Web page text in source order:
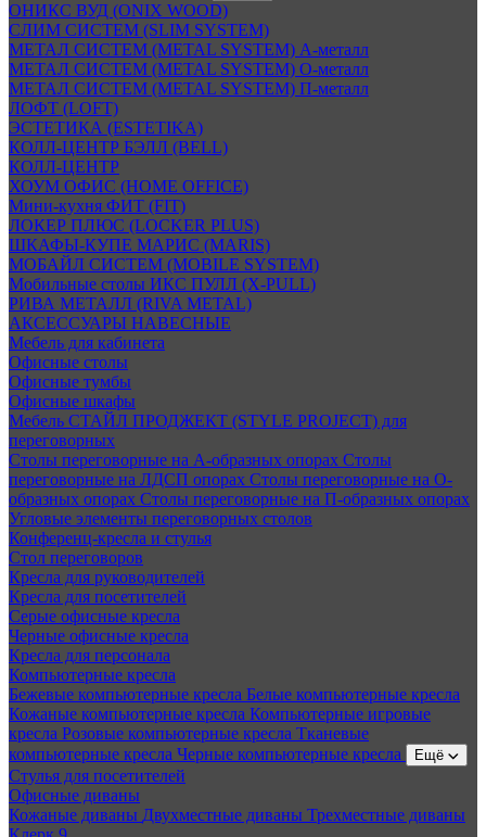
ОНИКС ВУД (ONIX WOOD)
СЛИМ СИСТЕМ (SLIM SYSTEM)
МЕТАЛ СИСТЕМ (METAL SYSTEM) А-металл
МЕТАЛ СИСТЕМ (METAL SYSTEM) О-металл
МЕТАЛ СИСТЕМ (METAL SYSTEM) П-металл
ЛОФТ (LOFT)
ЭСТЕТИКА (ESTETIKA)
КОЛЛ-ЦЕНТР БЭЛЛ (BELL)
КОЛЛ-ЦЕНТР
ХОУМ ОФИС (HOME OFFICE)
Мини-кухня ФИТ (FIT)
ЛОКЕР ПЛЮС (LOCKER PLUS)
ШКАФЫ-КУПЕ МАРИС (MARIS)
МОБАЙЛ СИСТЕМ (MOBILE SYSTEM)
Мобильные столы ИКС ПУЛЛ (X-PULL)
РИВА МЕТАЛЛ (RIVA METAL)
АКСЕССУАРЫ НАВЕСНЫЕ
Мебель для кабинета
Офисные столы
Офисные тумбы
Офисные шкафы
Мебель СТАЙЛ ПРОДЖЕКТ (STYLE PROJECT) для
переговорных
Столы переговорные на А-образных опорах Столы
переговорные на ЛДСП опорах Столы переговорные на О-
образных опорах Столы переговорные на П-образных опорах
Угловые элементы переговорных столов
Конференц-кресла и стулья
Стол переговоров
Кресла для руководителей
Кресла для посетителей
Серые офисные кресла
Черные офисные кресла
Кресла для персонала
Компьютерные кресла
Бежевые компьютерные кресла Белые компьютерные кресла
Кожаные компьютерные кресла Компьютерные игровые
кресла Розовые компьютерные кресла Тканевые
компьютерные кресла Черные компьютерные кресла Ещё
Стулья для посетителей
Офисные диваны
Кожаные диваны Двухместные диваны Трехместные диваны